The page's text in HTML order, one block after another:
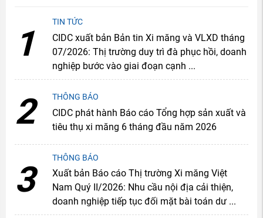
1
TIN TỨC
CIDC xuất bản Bản tin Xi măng và VLXD tháng
07/2026: Thị trường duy trì đà phục hồi, doanh
nghiệp bước vào giai đoạn cạnh ...
2 THÔNG BÁO
CIDC phát hành Báo cáo Tổng hợp sản xuất và
tiêu thụ xi măng 6 tháng đầu năm 2026
3
THÔNG BÁO
Xuất bản Báo cáo Thị trường Xi măng Việt
Nam Quý II/2026: Nhu cầu nội địa cải thiện,
doanh nghiệp tiếp tục đối mặt bài toán dư ...